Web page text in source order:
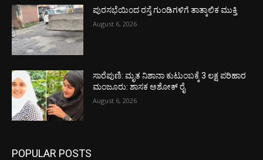
ಪುರಸಭೆಯಿಂದ ರಸ್ತೆ ಗುಂಡಿಗಳಿಗೆ ತಾತ್ಕಾಲಿಕ ಮುಕ್ತಿ
August 6, 2026
ಸಾರೆಪುಣಿ: ಮೃತ ನಿಶಾನಾ ಕುಟುಂಬಕ್ಕೆ 3 ಲಕ್ಷ ಪರಿಹಾರ
ಮಂಜೂರು: ಶಾಸಕ ಅಶೋಕ್ ರೈ
August 6, 2026
POPULAR POSTS